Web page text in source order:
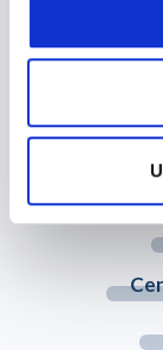
holísticas para el
conviertan